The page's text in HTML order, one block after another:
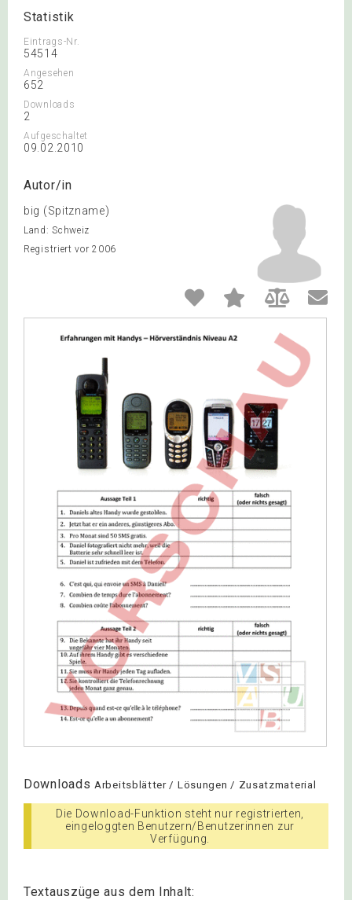
Statistik
Eintrags-Nr.
54514
Angesehen
652
Downloads
2
Aufgeschaltet
09.02.2010
Autor/in
big (Spitzname)
Land: Schweiz
Registriert vor 2006
Downloads Arbeitsblätter / Lösungen / Zusatzmaterial
Die Download-Funktion steht nur registrierten,
eingeloggten Benutzern/Benutzerinnen zur
Verfügung.
Textauszüge aus dem Inhalt: